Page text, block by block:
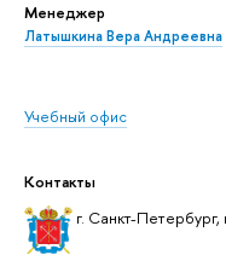
Менеджер
Латышкина Вера Андреевна
Учебный офис
Контакты
г. Санкт-